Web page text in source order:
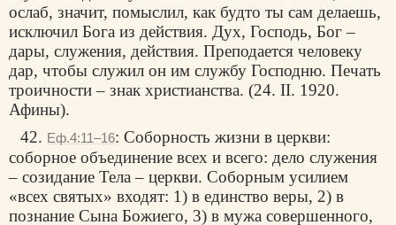
ослаб, значит, помыслил, как будто ты сам делаешь,
исключил Бога из действия. Дух, Господь, Бог –
дары, служения, действия. Преподается человеку
дар, чтобы служил он им службу Господню. Печать
троичности – знак христианства. (24. II. 1920.
Афины).
42. Еф.4:11–16: Соборность жизни в церкви:
соборное объединение всех и всего: дело служения
– созидание Тела – церкви. Соборным усилием
«всех святых» входят: 1) в единство веры, 2) в
познание Сына Божиего, 3) в мужа совершенного,